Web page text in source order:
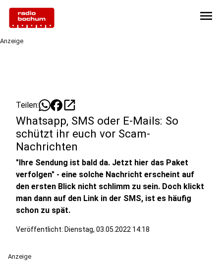
menu
Anzeige
Teilen: open_in_new
Whatsapp, SMS oder E-Mails: So
schützt ihr euch vor Scam-
Nachrichten
"Ihre Sendung ist bald da. Jetzt hier das Paket
verfolgen" - eine solche Nachricht erscheint auf
den ersten Blick nicht schlimm zu sein. Doch klickt
man dann auf den Link in der SMS, ist es häufig
schon zu spät.
Veröffentlicht: Dienstag, 03.05.2022 14:18
Anzeige